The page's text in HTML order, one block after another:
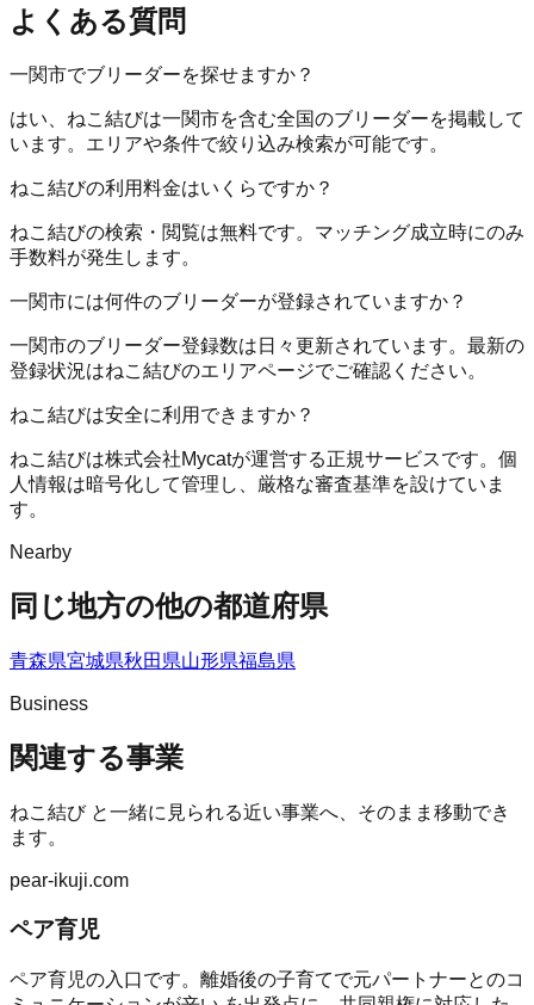
よくある質問
一関市でブリーダーを探せますか？
はい、ねこ結びは一関市を含む全国のブリーダーを掲載して
います。エリアや条件で絞り込み検索が可能です。
ねこ結びの利用料金はいくらですか？
ねこ結びの検索・閲覧は無料です。マッチング成立時にのみ
手数料が発生します。
一関市には何件のブリーダーが登録されていますか？
一関市のブリーダー登録数は日々更新されています。最新の
登録状況はねこ結びのエリアページでご確認ください。
ねこ結びは安全に利用できますか？
ねこ結びは株式会社Mycatが運営する正規サービスです。個
人情報は暗号化して管理し、厳格な審査基準を設けていま
す。
Nearby
同じ地方の他の都道府県
青森県宮城県秋田県山形県福島県
Business
関連する事業
ねこ結びと一緒に見られる近い事業へ、そのまま移動でき
ます。
pear-ikuji.com
ペア育児
ペア育児の入口です。離婚後の子育てで元パートナーとのコ